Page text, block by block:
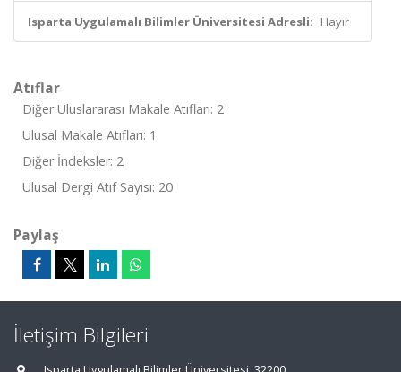
Isparta Uygulamalı Bilimler Üniversitesi Adresli: Hayır
Atıflar
Diğer Uluslararası Makale Atıfları: 2
Ulusal Makale Atıfları: 1
Diğer İndeksler: 2
Ulusal Dergi Atıf Sayısı: 20
Paylaş
İletişim Bilgileri